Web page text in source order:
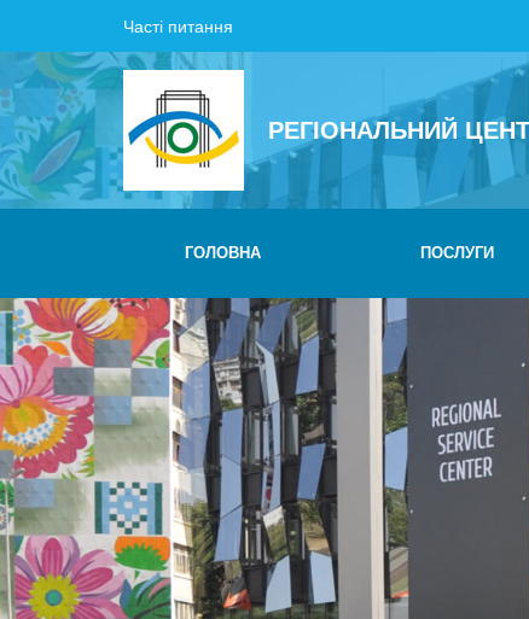
Часті питання
РЕГІОНАЛЬНИЙ
ГОЛОВНА ПОСЛУГИ